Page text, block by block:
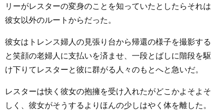
リーがレスターの変身のことを知っていたとしたらそれは
彼女以外のルートからだった。
彼女はトレンス婦人の見張り台から帰還の様子を撮影する
と笑顔の老婦人に支払いを済ませ、一段とばしに階段を駆
け下りてレスターと彼に群がる人々のもとへと急いだ。
レスターは快く彼女の抱擁を受け入れたがどこかよそよそ
しく、彼女がそうするよりほんの少しはやく体を離した。